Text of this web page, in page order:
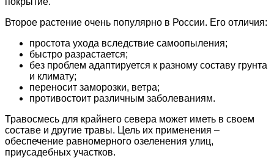
Второе растение очень популярно в России. Его отличия:
простота ухода вследствие самоопыления;
быстро разрастается;
без проблем адаптируется к разному составу грунта
и климату;
переносит заморозки, ветра;
противостоит различным заболеваниям.
Травосмесь для крайнего севера может иметь в своем
составе и другие травы. Цель их применения –
обеспечение равномерного озеленения улиц,
приусадебных участков.